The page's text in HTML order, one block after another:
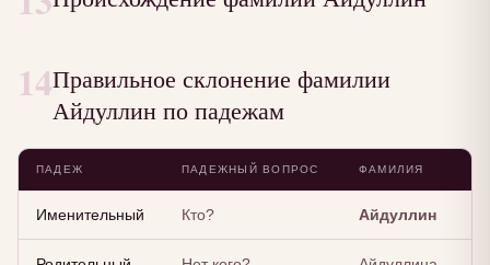
14Правильное склонение фамилии
Айдуллин по падежам
ПАДЕЖ ПАДЕЖНЫЙ ВОПРОС ФАМИЛИЯ
Именительный Кто? Айдуллин